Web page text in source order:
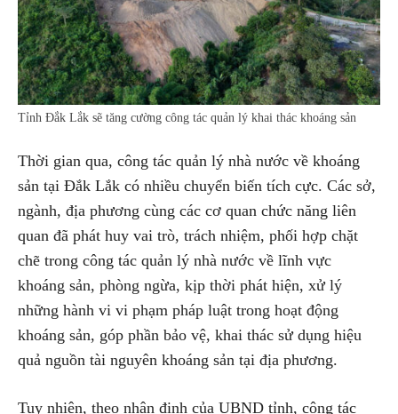
Tỉnh Đắk Lắk sẽ tăng cường công tác quản lý khai thác khoáng sản
Thời gian qua, công tác quản lý nhà nước về khoáng
sản tại Đắk Lắk có nhiều chuyển biến tích cực. Các sở,
ngành, địa phương cùng các cơ quan chức năng liên
quan đã phát huy vai trò, trách nhiệm, phối hợp chặt
chẽ trong công tác quản lý nhà nước về lĩnh vực
khoáng sản, phòng ngừa, kịp thời phát hiện, xử lý
những hành vi vi phạm pháp luật trong hoạt động
khoáng sản, góp phần bảo vệ, khai thác sử dụng hiệu
quả nguồn tài nguyên khoáng sản tại địa phương.
Tuy nhiên, theo nhận định của UBND tỉnh, công tác